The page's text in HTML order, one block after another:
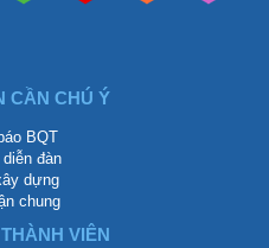
CẦN CHÚ Ý
BQT
diễn đàn
dựng
chung
VIÊN